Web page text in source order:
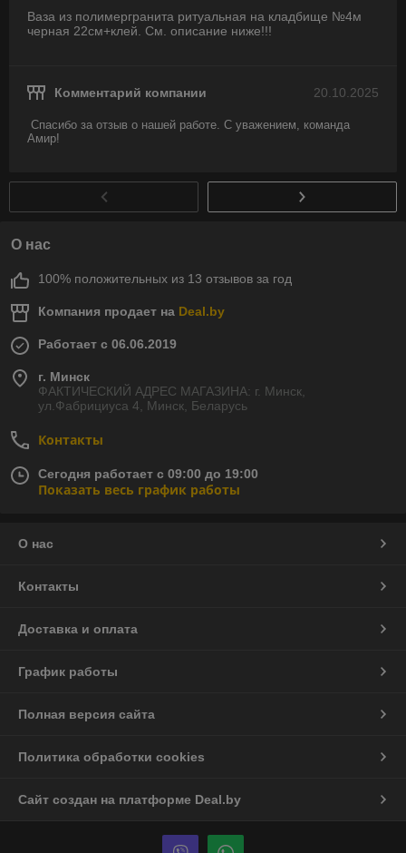
Ваза из полимергранита ритуальная на кладбище №4м
черная 22см+клей. См. описание ниже!!!
20.10.2025
Комментарий компании
Спасибо за отзыв о нашей работе. С уважением, команда
Амир!
О нас
100% положительных из 13 отзывов за год
Компания продает на Deal.by
Работает с 06.06.2019
г. Минск
ФАКТИЧЕСКИЙ АДРЕС МАГАЗИНА: г. Минск,
ул.Фабрициуса 4, Минск, Беларусь
Контакты
Сегодня работает с 09:00 до 19:00
Показать весь график работы
О нас
Контакты
Доставка и оплата
График работы
Полная версия сайта
Политика обработки cookies
Сайт создан на платформе Deal.by